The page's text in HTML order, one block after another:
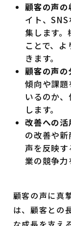
顧客の声の
イト、
集します
ことで、
きます。
顧客の声の
傾向や課題
いるのか
します。
改善への活
の改善や
声を反映
業の競争力
顧客の声に真
は、顧客との